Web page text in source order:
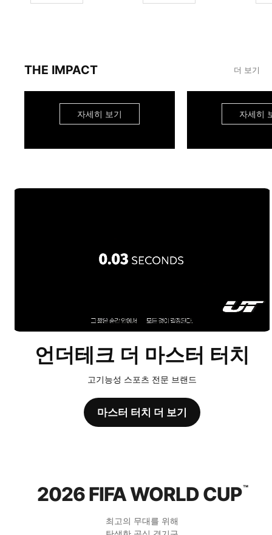
THE IMPACT 더 보기
자세히 보기 자세히
언더테크 더 마스터 터치
고기능성 스포츠 전문 브랜드
마스터 터치 더 보기
2026 FIFA WORLD CUP™
최고의 무대를 위해